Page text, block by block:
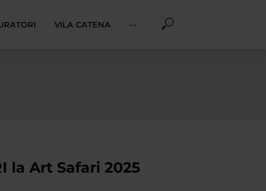
VILA CATENA ···
la Art Safari 2025